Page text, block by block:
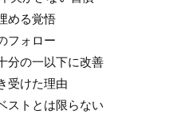
める覚悟
フォロー
分の一以下に改善
受けた理由
ストとは限らない